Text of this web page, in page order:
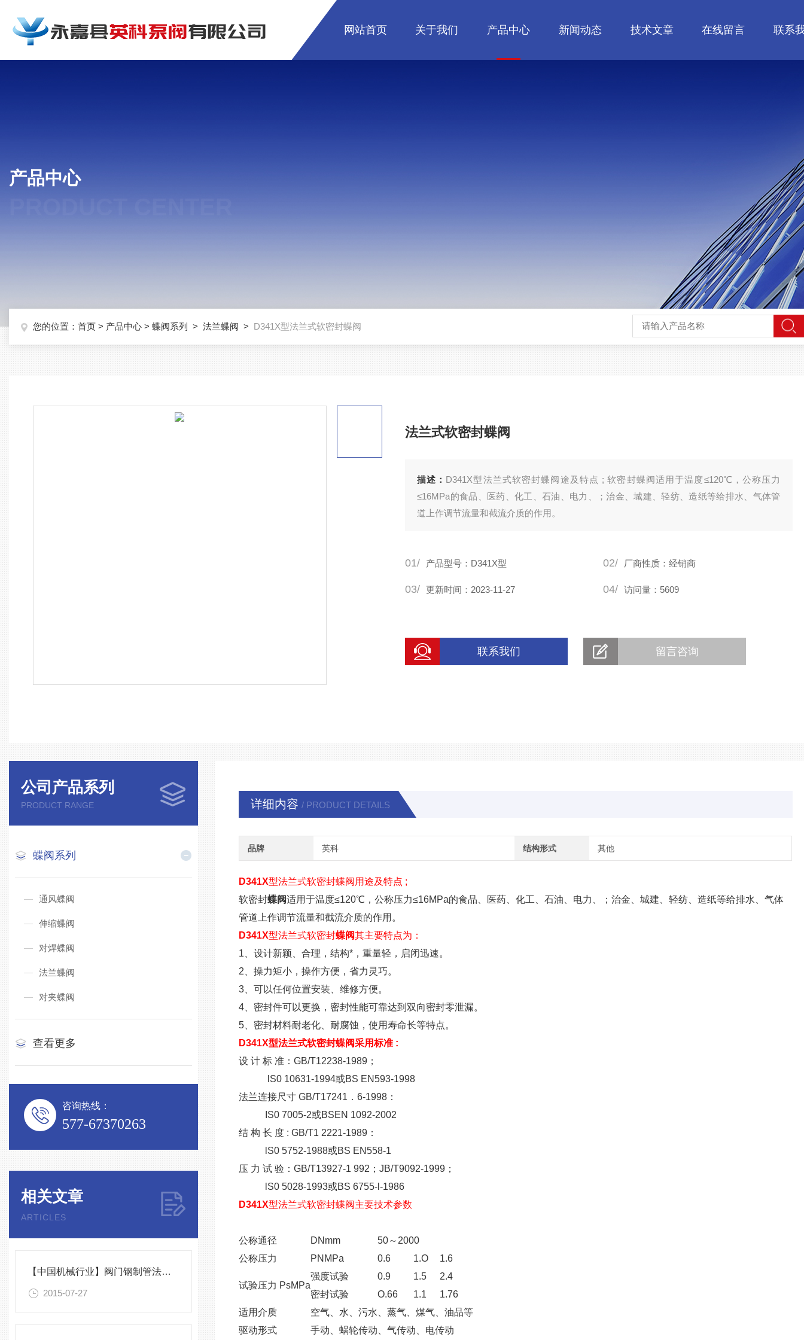
网站首页 关于我们 产品中心 新闻动态 技术文章 在线留言 联系
产品中心
您的位置： 首页 > 产品中心 > 蝶阀系列 > 法兰蝶阀 > D341X型法兰式软密封蝶阀
法兰式软密封蝶阀
描述： D341X型法兰式软密封蝶阀途及特点 ; 软密封蝶阀适用于温度≤120℃，公称压力
≤16MPa的食品、医药、化工、石油、电力、；治金、城建、轻纺、造纸等给排水、气体管
道上作调节流量和截流介质的作用。
01/ 产品型号：D341X型 02/ 厂商性质：经销商
03/ 更新时间：2023-11-27 04/ 访问量：5609
联系我们 留言咨询
公司产品系列
PRODUCT RANGE
蝶阀系列
通风蝶阀
伸缩蝶阀
对焊蝶阀
法兰蝶阀
对夹蝶阀
查看更多
咨询热线：
577-67370263
相关文章
ARTICLES
【中国机械行业】阀门钢制管法兰标准
2015-07-27
详细内容 / PRODUCT DETAILS
品牌 英科 结构形式 其他
D341X型法兰式软密封蝶阀 用途及特点 ;
软密封蝶阀适用于温度≤120℃，公称压力≤16MPa的食品、医药、化工、石油、电力、；治金、城建、轻纺、造纸等给排水、气体
管道上作调节流量和截流介质的作用。
D341X型法兰式软密封蝶阀其主要特点为：
1、设计新颖、合理，结构*，重量轻，启闭迅速。
2、操力矩小，操作方便，省力灵巧。
3、可以任何位置安装、维修方便。
4、密封件可以更换，密封性能可靠达到双向密封零泄漏。
5、密封材料耐老化、耐腐蚀，使用寿命长等特点。
D341X型法兰式软密封蝶阀采用标准 :
设 计 标 准：GB/T12238-1989；
lS0 10631-1994或BS EN593-1998
法兰连接尺寸 GB/T17241．6-1998：
IS0 7005-2或BSEN 1092-2002
结 构 长 度 : GB/T1 2221-1989：
lS0 5752-1988或BS EN558-1
压 力 试 验：GB/T13927-1 992；JB/T9092-1999；
lS0 5028-1993或BS 6755-l-1986
D341X型法兰式软密封蝶阀主要技术参数
公称通径 DNmm
50～2000
公称压力
PNMPa 0.6 1.O 1.6
试验压力 PsMPa
强度试验 0.9 1.5
2.4
密封试验
O.66 1.1
1.76
适用介质
空气、水、污水、蒸气、煤气、油品等
驱动形式
手动、蜗轮传动、气传动、电传动